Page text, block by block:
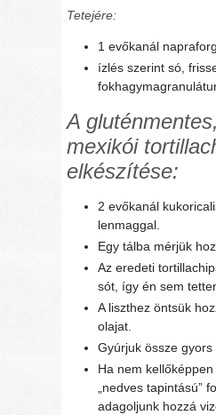
Tetejére:
1 evőkanál
ízlés szerint só,
A
mexikói
elkészítése:
2 evőkanál
lenmaggal.
Egy tálba mérjük
Az eredeti
sót, így én sem
A liszthez öntsük
olajat.
Gyúrjuk össze gyors
Ha nem
„nedves tapintású”
adagoljunk hozzá